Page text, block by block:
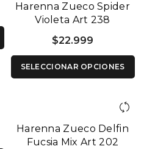
Harenna Zueco Spider
Violeta Art 238
$22.999
SELECCIONAR OPCIONES
Harenna Zueco Delfin
Fucsia Mix Art 202